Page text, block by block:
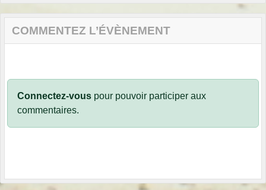
COMMENTEZ L’ÉVÈNEMENT
Connectez-vous pour pouvoir participer aux
commentaires.